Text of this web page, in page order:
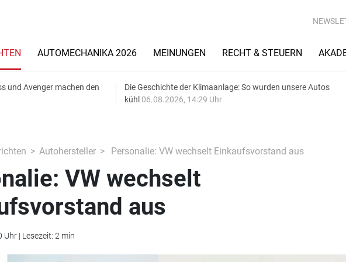
AUTOMECHANIKA 2026 MEINUNGEN RECHT & STEUERN
und Avenger machen den
Die Geschichte der Klimaanlage: So wurden unsere Autos
kühl 06.08.2026, 14:29 Uhr
Autohersteller Personalie: VW wechselt Einkaufsvorstand aus
VW wechselt
aus
| Lesezeit: 2 min